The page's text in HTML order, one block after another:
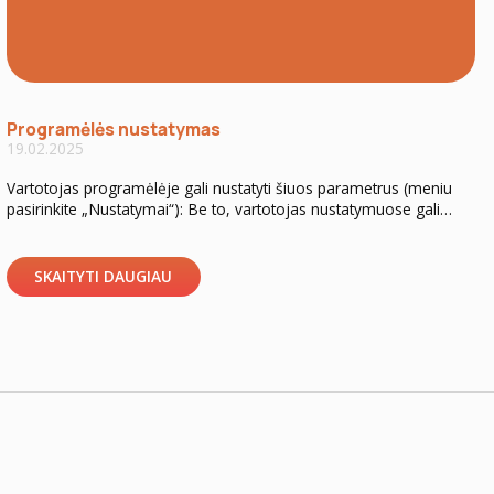
Programėlės nustatymas
19.02.2025
Vartotojas programėlėje gali nustatyti šiuos parametrus (meniu
pasirinkite „Nustatymai“): Be to, vartotojas nustatymuose gali
SKAITYTI DAUGIAU